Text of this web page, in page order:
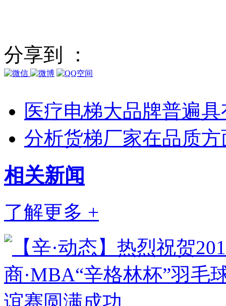
分享到 ：
医疗电梯大品牌普遍
分析货梯厂家在品质
相关新闻
了解更多 +